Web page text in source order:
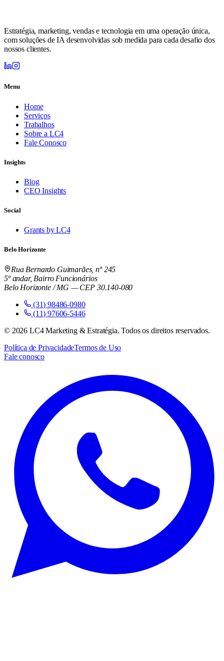
Estratégia, marketing, vendas e tecnologia em uma operação única,
com soluções de IA desenvolvidas sob medida para cada desafio dos
nossos clientes.
Menu
Home
Serviços
Trabalhos
Sobre a LC4
Fale Conosco
Insights
Blog
CEO Insights
Social
Grants by LC4
Belo Horizonte
Rua Bernardo Guimarães, nº 245
5º andar, Bairro Funcionários
Belo Horizonte / MG — CEP 30.140-080
(31) 98486-0980
(11) 97606-5446
© 2026 LC4 Marketing & Estratégia. Todos os direitos reservados.
Política de PrivacidadeTermos de Uso
Fale conosco